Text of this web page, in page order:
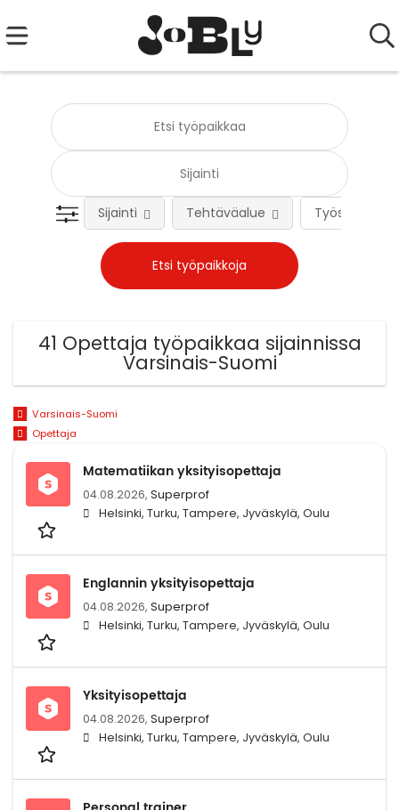
Työsuhteen
Sijainti Tehtäväalue
41 Opettaja työpaikkaa sijainnissa
Varsinais-Suomi
Varsinais-Suomi
Opettaja
Matematiikan yksityisopettaja
04.08.2026, Superprof
Helsinki, Turku, Tampere, Jyväskylä, Oulu
Englannin yksityisopettaja
04.08.2026, Superprof
Helsinki, Turku, Tampere, Jyväskylä, Oulu
Yksityisopettaja
04.08.2026, Superprof
Helsinki, Turku, Tampere, Jyväskylä, Oulu